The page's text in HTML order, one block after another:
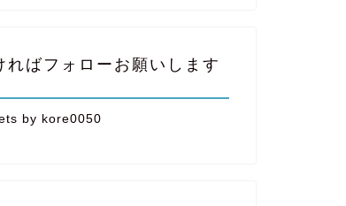
ればフォローお願いします
by kore0050